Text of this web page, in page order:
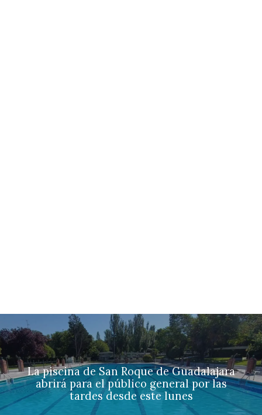
La piscina de San Roque de Guadalajara
abrirá para el público general por las
tardes desde este lunes